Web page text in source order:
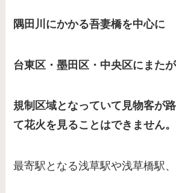
隅田川にかかる吾妻橋を中心に
台東区・墨田区・中央区にまた
規制区域となっていて見物客が
て花火を見ることはできません。
最寄駅となる浅草駅や浅草橋駅、